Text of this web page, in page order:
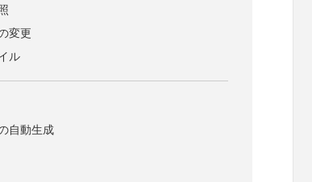
変更
ル
自動生成